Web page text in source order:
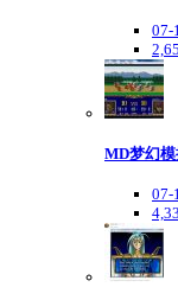
07-
MD梦幻
07-